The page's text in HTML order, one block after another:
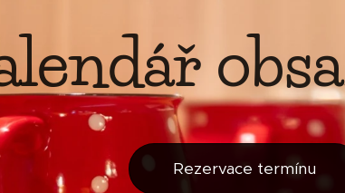
Rezervace termínu